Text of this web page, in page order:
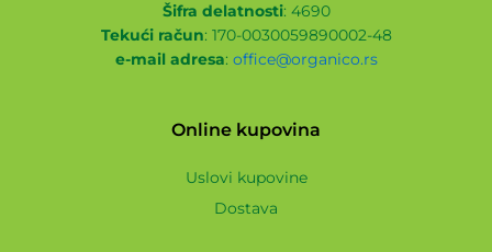
Šifra delatnosti: 4690
Tekući račun: 170-0030059890002-48
e-mail adresa: office@organico.rs
Online kupovina
Uslovi kupovine
Dostava